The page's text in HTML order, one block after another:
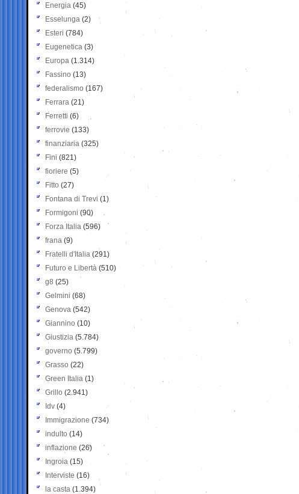
Energia (45)
Esselunga (2)
Esteri (784)
Eugenetica (3)
Europa (1.314)
Fassino (13)
federalismo (167)
Ferrara (21)
Ferretti (6)
ferrovie (133)
finanziaria (325)
Fini (821)
fioriere (5)
Fitto (27)
Fontana di Trevi (1)
Formigoni (90)
Forza Italia (596)
frana (9)
Fratelli d'Italia (291)
Futuro e Libertà (510)
g8 (25)
Gelmini (68)
Genova (542)
Giannino (10)
Giustizia (5.784)
governo (5.799)
Grasso (22)
Green Italia (1)
Grillo (2.941)
Idv (4)
Immigrazione (734)
indulto (14)
inflazione (26)
Ingroia (15)
Interviste (16)
la casta (1.394)